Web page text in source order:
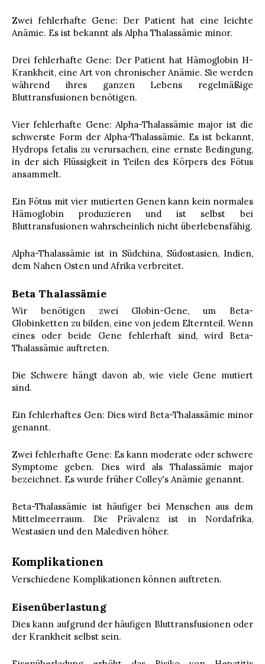
Zwei fehlerhafte Gene: Der Patient hat eine leichte
Anämie. Es ist bekannt als Alpha Thalassämie minor.
Drei fehlerhafte Gene: Der Patient hat Hämoglobin H-
Krankheit, eine Art von chronischer Anämie. Sie werden
während ihres ganzen Lebens regelmäßige
Bluttransfusionen benötigen.
Vier fehlerhafte Gene: Alpha-Thalassämie major ist die
schwerste Form der Alpha-Thalassämie. Es ist bekannt,
Hydrops fetalis zu verursachen, eine ernste Bedingung,
in der sich Flüssigkeit in Teilen des Körpers des Fötus
ansammelt.
Ein Fötus mit vier mutierten Genen kann kein normales
Hämoglobin produzieren und ist selbst bei
Bluttransfusionen wahrscheinlich nicht überlebensfähig.
Alpha-Thalassämie ist in Südchina, Südostasien, Indien,
dem Nahen Osten und Afrika verbreitet.
Beta Thalassämie
Wir benötigen zwei Globin-Gene, um Beta-
Globinketten zu bilden, eine von jedem Elternteil. Wenn
eines oder beide Gene fehlerhaft sind, wird Beta-
Thalassämie auftreten.
Die Schwere hängt davon ab, wie viele Gene mutiert
sind.
Ein fehlerhaftes Gen: Dies wird Beta-Thalassämie minor
genannt.
Zwei fehlerhafte Gene: Es kann moderate oder schwere
Symptome geben. Dies wird als Thalassämie major
bezeichnet. Es wurde früher Colley's Anämie genannt.
Beta-Thalassämie ist häufiger bei Menschen aus dem
Mittelmeerraum. Die Prävalenz ist in Nordafrika,
Westasien und den Malediven höher.
Komplikationen
Verschiedene Komplikationen können auftreten.
Eisenüberlastung
Dies kann aufgrund der häufigen Bluttransfusionen oder
der Krankheit selbst sein.